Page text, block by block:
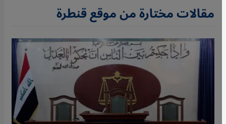
مقالات مختارة من موقع قنطرة